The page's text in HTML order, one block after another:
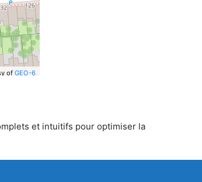
of GEO-6
et intuitifs pour optimiser la